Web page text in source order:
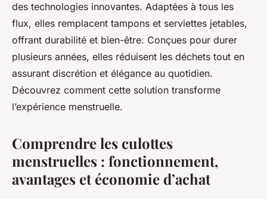
des technologies innovantes. Adaptées à tous les
flux, elles remplacent tampons et serviettes jetables,
offrant durabilité et bien-être. Conçues pour durer
plusieurs années, elles réduisent les déchets tout en
assurant discrétion et élégance au quotidien.
Découvrez comment cette solution transforme
l’expérience menstruelle.
Comprendre les culottes
menstruelles : fonctionnement,
avantages et économie d’achat